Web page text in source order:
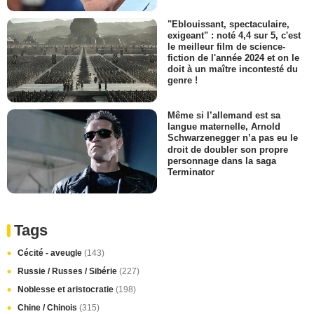
"Eblouissant, spectaculaire,
exigeant" : noté 4,4 sur 5, c'est
le meilleur film de science-
fiction de l'année 2024 et on le
doit à un maître incontesté du
genre !
Même si l’allemand est sa
langue maternelle, Arnold
Schwarzenegger n’a pas eu le
droit de doubler son propre
personnage dans la saga
Terminator
Tags
Cécité - aveugle (143)
Russie / Russes / Sibérie (227)
Noblesse et aristocratie (198)
Chine / Chinois (315)